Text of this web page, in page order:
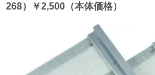
268）￥2,500（本体価格）